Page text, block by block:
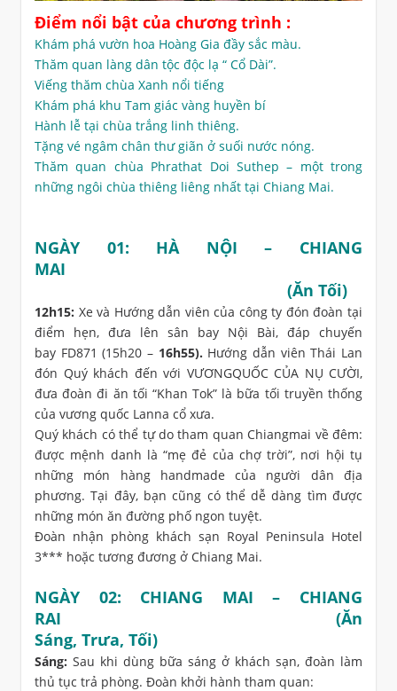
Điểm nổi bật của chương trình :
Khám phá vườn hoa Hoàng Gia đầy sắc màu.
Thăm quan làng dân tộc độc lạ “ Cổ Dài”.
Viếng thăm chùa Xanh nổi tiếng
Khám phá khu Tam giác vàng huyền bí
Hành lễ tại chùa trắng linh thiêng.
Tặng vé ngâm chân thư giãn ở suối nước nóng.
Thăm quan chùa Phrathat Doi Suthep – một trong
những ngôi chùa thiêng liêng nhất tại Chiang Mai.
NGÀY 01: HÀ NỘI – CHIANG
MAI
(Ăn Tối)
12h15: Xe và Hướng dẫn viên của công ty đón đoàn tại
điểm hẹn, đưa lên sân bay Nội Bài, đáp chuyến
bay FD871 (15h20 – 16h55). Hướng dẫn viên Thái Lan
đón Quý khách đến với VƯƠNGQUỐC CỦA NỤ CƯỜI,
đưa đoàn đi ăn tối “Khan Tok” là bữa tối truyền thống
của vương quốc Lanna cổ xưa.
Quý khách có thể tự do tham quan Chiangmai về đêm:
được mệnh danh là “mẹ đẻ của chợ trời”, nơi hội tụ
những món hàng handmade của người dân địa
phương. Tại đây, bạn cũng có thể dễ dàng tìm được
những món ăn đường phố ngon tuyệt.
Đoàn nhận phòng khách sạn Royal Peninsula Hotel
3*** hoặc tương đương ở Chiang Mai.
NGÀY 02: CHIANG MAI – CHIANG
RAI (Ăn
Sáng, Trưa, Tối)
Sáng: Sau khi dùng bữa sáng ở khách sạn, đoàn làm
thủ tục trả phòng. Đoàn khởi hành tham quan: